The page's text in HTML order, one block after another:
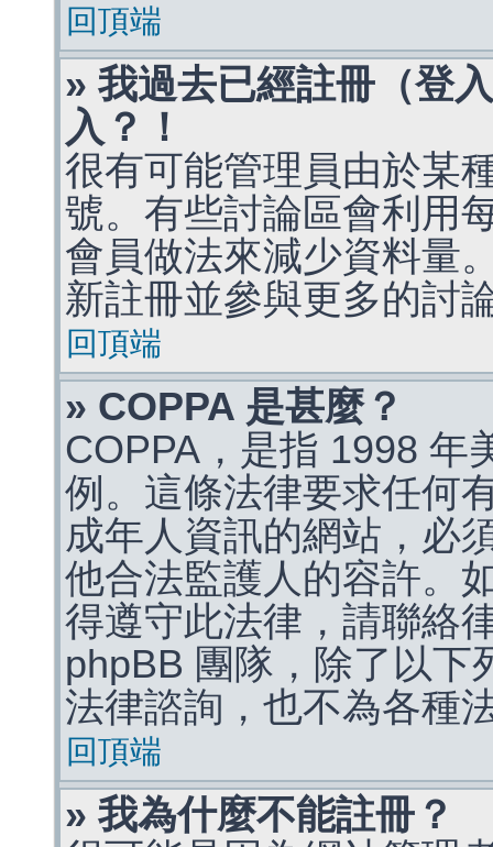
回頂端
» 我過去已經註冊（登
入？！
很有可能管理員由於某
號。有些討論區會利用
會員做法來減少資料量
新註冊並參與更多的討
回頂端
» COPPA 是甚麼？
COPPA，是指 1998 年
例。這條法律要求任何
成年人資訊的網站，必
他合法監護人的容許。
得遵守此法律，請聯絡
phpBB 團隊，除了以下
法律諮詢，也不為各種
回頂端
» 我為什麼不能註冊？